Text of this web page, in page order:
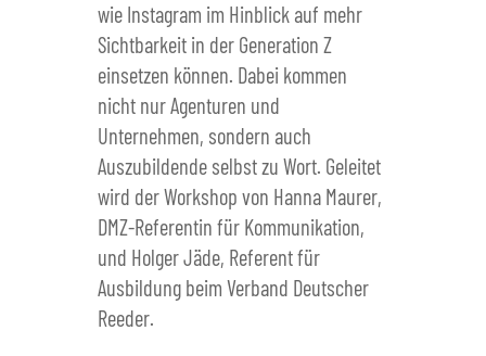
wie Instagram im Hinblick auf mehr
Sichtbarkeit in der Generation Z
einsetzen können. Dabei kommen
nicht nur Agenturen und
Unternehmen, sondern auch
Auszubildende selbst zu Wort. Geleitet
wird der Workshop von Hanna Maurer,
DMZ-Referentin für Kommunikation,
und Holger Jäde, Referent für
Ausbildung beim Verband Deutscher
Reeder.